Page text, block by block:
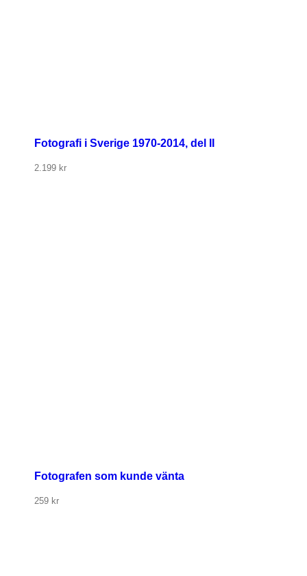
Fotografi i Sverige 1970-2014, del II
2.199 kr
Fotografen som kunde vänta
259 kr